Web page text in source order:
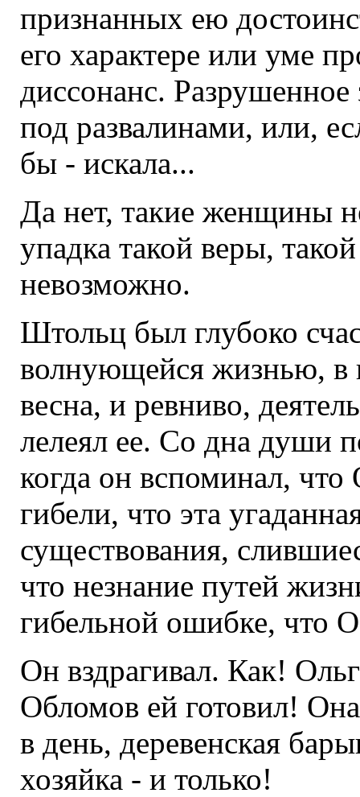
признанных ею
его характере или уме
диссонанс. Разрушенное
под развалинами, или,
бы - искала...
Да нет, такие женщины
упадка такой веры,
невозможно.
Штольц был глубоко
волнующейся жизнью, в
весна, и ревниво,
лелеял ее. Со дна души
когда он вспоминал, что
гибели, что эта
существования,
что незнание путей
гибельной ошибке, что
Он вздрагивал. Как!
Обломов ей готовил!
в день, деревенская
хозяйка - и только!